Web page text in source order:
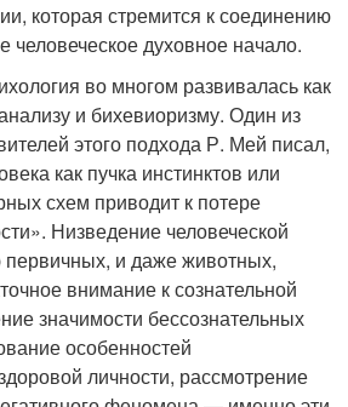
которая стремится к соединению
человеческое духовное начало.
во многом развивалась как
и бихевиоризму. Один из
этого подхода Р. Мей писал,
как пучка инстинктов или
схем приводит к потере
Низведение человеческой
и даже животных,
внимание к сознательной
значимости бессознательных
особенностей
личности, рассмотрение